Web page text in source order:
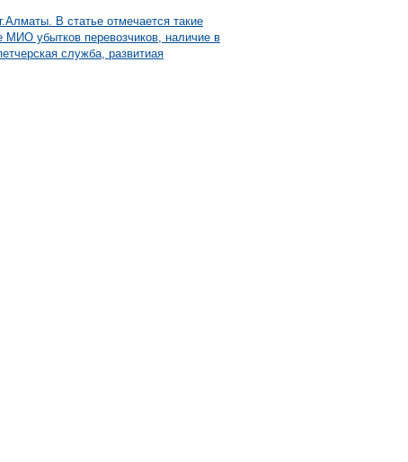
В статье отмечается такие
МИО убытков перевозчиков, наличие в
служба, развитиая